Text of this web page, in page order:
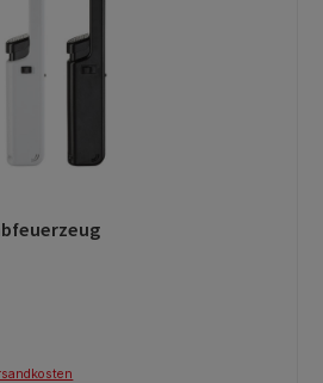
von 0 von 5 Sternen